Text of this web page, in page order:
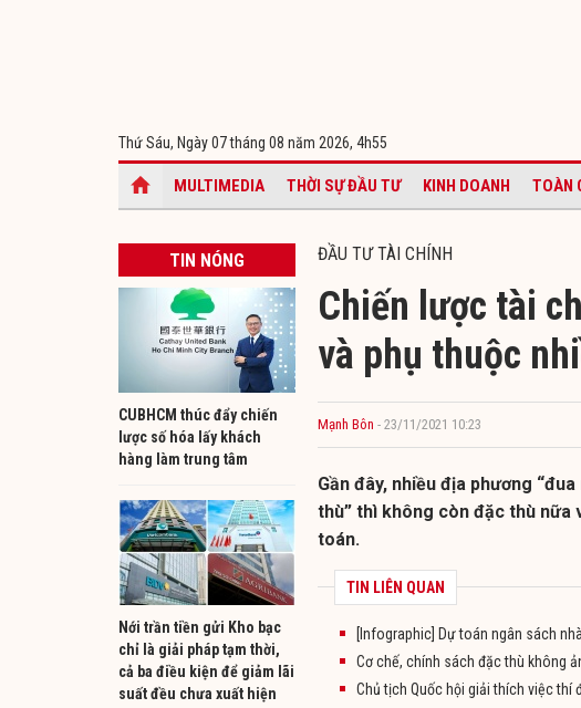
Thứ Sáu, Ngày 07 tháng 08 năm 2026, 4h55
MULTIMEDIA THỜI SỰ ĐẦU TƯ KINH DOANH TOÀN
TIN NÓNG
CUBHCM thúc đẩy chiến
lược số hóa lấy khách
hàng làm trung tâm
Nới trần tiền gửi Kho bạc
chỉ là giải pháp tạm thời,
cả ba điều kiện để giảm lãi
suất đều chưa xuất hiện
ĐẦU TƯ TÀI CHÍNH
Chiến lược tài
và phụ thuộc
Mạnh Bôn - 23/11/2021 10:23
Gần đây, nhiều địa phương
thù” thì không còn đặc thù nữa
toán.
TIN LIÊN QUAN
[Infographic] Dự toán ngân sách
Cơ chế, chính sách đặc thù không
Chủ tịch Quốc hội giải thích việc thí